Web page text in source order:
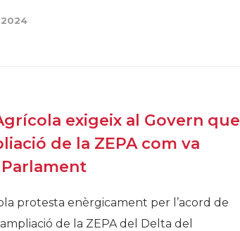
2024
exigeix al Govern que
de la ZEPA com va
protesta enèrgicament per l’acord de
de la ZEPA del Delta del